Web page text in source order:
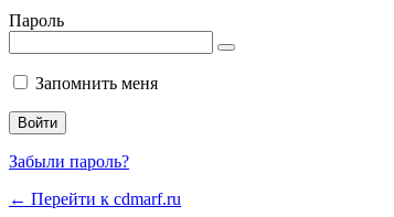
Пароль
Запомнить меня
Забыли пароль?
← Перейти к cdmarf.ru